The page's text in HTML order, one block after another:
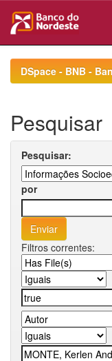
navigationDSpace - BNB -
Pesquisar
Pesquisar:
por
Filtros correntes: